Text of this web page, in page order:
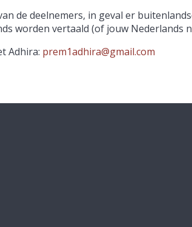
de deelnemers, in geval er
worden vertaald (of jouw Nederlands
Adhira: prem1adhira@gmail.com